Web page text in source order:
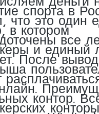
спорта в
что это один
в которомвсе
и единый
После
контор.